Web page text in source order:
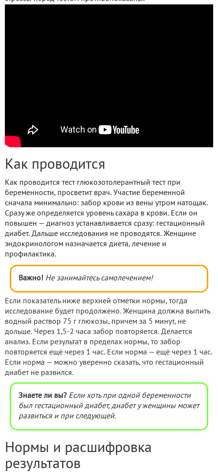
Как проводится
Как проводится тест глюкозотолерантный тест при
беременности, просветит врач. Участие беременной
сначала минимально: забор крови из вены утром натощак.
Сразу же определяется уровень сахара в крови. Если он
повышен — диагноз устанавливается сразу: гестационный
диабет. Дальше исследования не проводятся. Женщине
эндокринологом назначается диета, лечение и
профилактика.
Важно! Не занимайтесь самолечением!
Если показатель ниже верхней отметки нормы, тогда
исследование будет продолжено. Женщина должна выпить
водный раствор 75 г глюкозы, причем за 5 минут, не
дольше. Через 1,5-2 часа забор повторяется. Делается
анализ. Если результат в пределах нормы, то забор
повторяется ещё через 1 час. Если норма — ещё через 1 час.
Если норма — можно уверенно сказать, что гестационный
диабет не развился.
Знаете ли вы? Если хоть при одной беременности
был гестационный диабет, диабет у женщины может
развиться и при следующей.
Нормы и расшифровка
результатов